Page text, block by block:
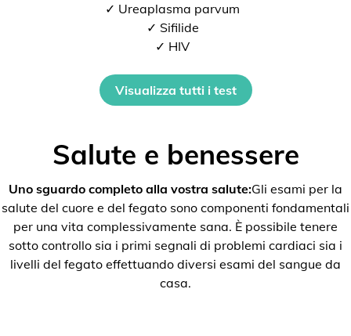
✓ Ureaplasma parvum
✓ Sifilide
✓ HIV
Visualizza tutti i test
Salute e benessere
Uno sguardo completo alla vostra salute:Gli esami per la
salute del cuore e del fegato sono componenti fondamentali
per una vita complessivamente sana. È possibile tenere
sotto controllo sia i primi segnali di problemi cardiaci sia i
livelli del fegato effettuando diversi esami del sangue da
casa.